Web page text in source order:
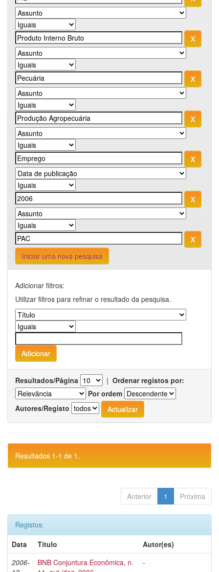
Iniciar uma nova pesquisa
Adicionar filtros:
Utilizar filtros para refinar o resultado da pesquisa.
Resultados/Página | Ordenar registos por:
Por ordem
Autores/Registo
Resultados 1-1 de 1.
Anterior 1 Próxima
Registos:
Data
Título
Autor(es)
2006-
BNB Conjuntura Econômica, n.
-